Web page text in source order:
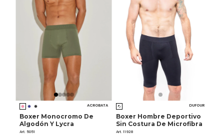
ACROBATA
Boxer Monocromo De
Algodón Y Lycra
Art. 5051
DUFOUR
Boxer Hombre Deportivo
Sin Costura De Microfibra
Art. 11928